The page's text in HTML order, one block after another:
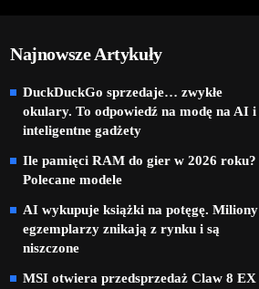
Najnowsze Artykuły
DuckDuckGo sprzedaje… zwykłe
okulary. To odpowiedź na modę na AI i
inteligentne gadżety
Ile pamięci RAM do gier w 2026 roku?
Polecane modele
AI wykupuje książki na potęgę. Miliony
egzemplarzy znikają z rynku i są
niszczone
MSI otwiera przedsprzedaż Claw 8 EX